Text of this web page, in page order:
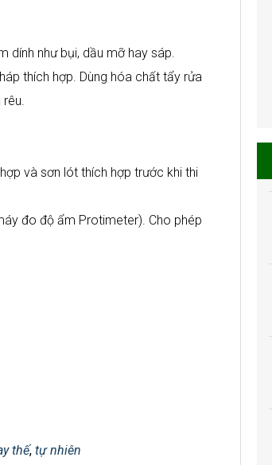
dính như bụi, dầu mỡ hay sáp.
thích hợp. Dùng hóa chất tẩy rửa
và sơn lót thích hợp trước khi thi
đo độ ẩm Protimeter). Cho phép
thế, tự nhiên